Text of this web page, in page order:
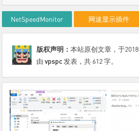
NetSpeedMonitor 网速显示插件
版权声明：本站原创文章，于
由vpspc发表，共 612 字。